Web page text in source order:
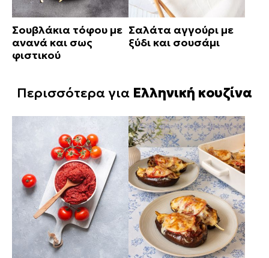
Σουβλάκια τόφου με
ανανά και σως
φιστικού
Σαλάτα αγγούρι με
ξύδι και σουσάμι
Περισσότερα για Ελληνική κουζίνα